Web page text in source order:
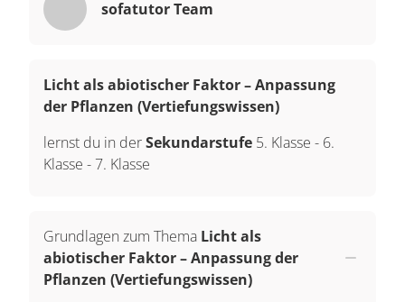
sofatutor Team
Licht als abiotischer Faktor – Anpassung
der Pflanzen (Vertiefungswissen)
lernst du in derSekundarstufe 5. Klasse - 6.
Klasse -7. Klasse
Grundlagen zum Thema Licht als
abiotischer Faktor – Anpassung der
Pflanzen (Vertiefungswissen)